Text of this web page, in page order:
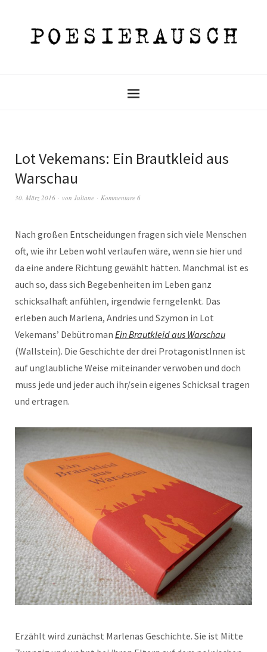
Lot Vekemans: Ein Brautkleid aus
Warschau
30. März 2016 von Juliane Kommentare 6
Nach großen Entscheidungen fragen sich viele Menschen
oft, wie ihr Leben wohl verlaufen wäre, wenn sie hier und
da eine andere Richtung gewählt hätten. Manchmal ist es
auch so, dass sich Begebenheiten im Leben ganz
schicksalhaft anfühlen, irgendwie ferngelenkt. Das
erleben auch Marlena, Andries und Szymon in Lot
Vekemans’ Debütroman Ein Brautkleid aus Warschau
(Wallstein). Die Geschichte der drei ProtagonistInnen ist
auf unglaubliche Weise miteinander verwoben und doch
muss jede und jeder auch ihr/sein eigenes Schicksal tragen
und ertragen.
Erzählt wird zunächst Marlenas Geschichte. Sie ist Mitte